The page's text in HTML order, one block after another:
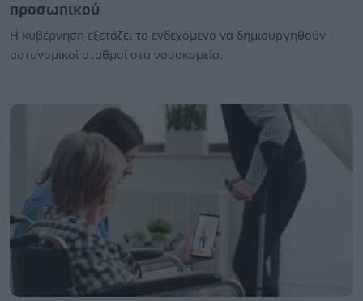
προσωπικού
Η κυβέρνηση εξετάζει το ενδεχόμενο να δημιουργηθούν
αστυνομικοί σταθμοί στα νοσοκομεία.